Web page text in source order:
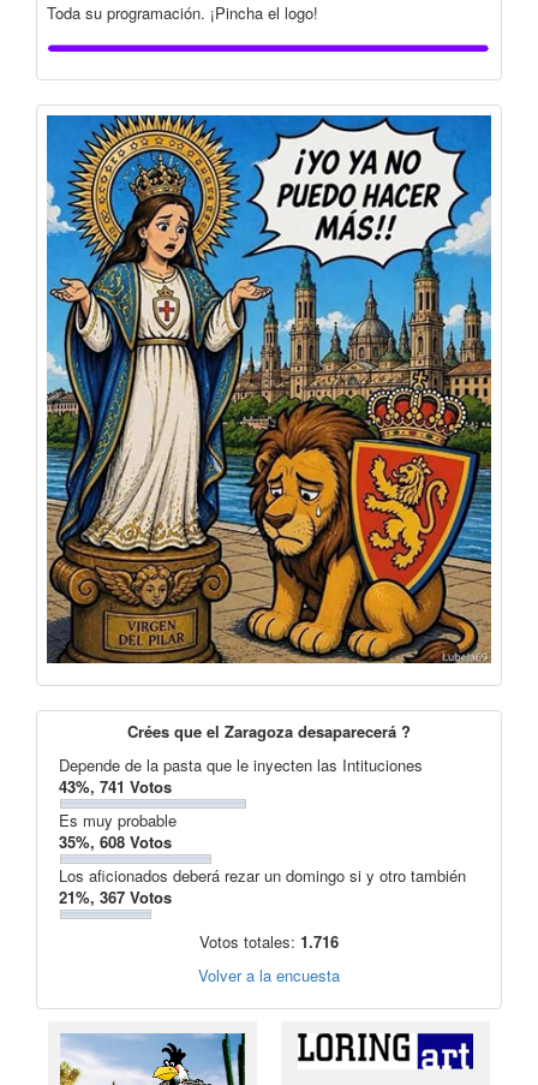
Toda su programación. ¡Pincha el logo!
Crées que el Zaragoza desaparecerá ?
Depende de la pasta que le inyecten las Intituciones
43%, 741 Votos
Es muy probable
35%, 608 Votos
Los aficionados deberá rezar un domingo si y otro también
21%, 367 Votos
Votos totales: 1.716
Volver a la encuesta